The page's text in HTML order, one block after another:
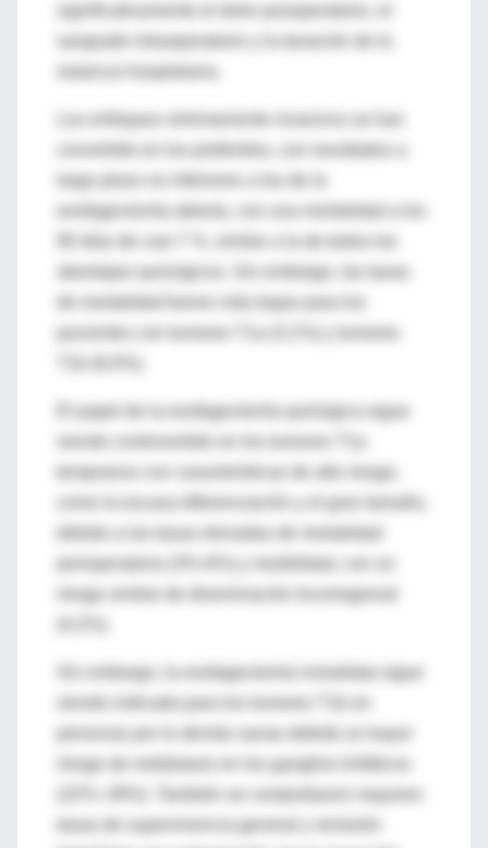
significativamente el dolor posoperatorio, el
sangrado intraoperatorio y la duración de la
Los enfoques
largo plazo no inferiores a los de la
esofagectomía abierta, con una mortalidad a los
abordajes quirúrgicos. Sin embargo, las tasas
El papel de la esofagectomía quirúrgica sigue
tempranos con características de alto riesgo,
perioperatoria (3%-6%) y morbilidad, con un
riesgo similar de diseminación locorregional
Sin embargo, la esofagectomía inmediata sigue
personas por lo demás sanas debido al mayor
riesgo de metástasis en los ganglios linfáticos
(22%–28%). También se comprobaron mayores
tasas de supervivencia general y remisión